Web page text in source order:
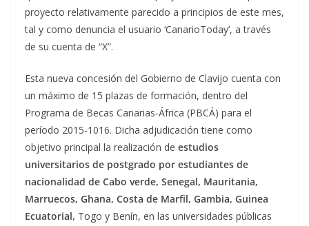
proyecto relativamente parecido a principios de este mes,
tal y como denuncia el usuario ‘CanarioToday’, a través
de su cuenta de “X”.
Esta nueva concesión del Gobierno de Clavijo cuenta con
un máximo de 15 plazas de formación, dentro del
Programa de Becas Canarias-África (PBCÁ) para el
período 2015-1016. Dicha adjudicación tiene como
objetivo principal la realización de estudios
universitarios de postgrado por estudiantes de
nacionalidad de Cabo verde, Senegal, Mauritania,
Marruecos, Ghana, Costa de Marfil, Gambia, Guinea
Ecuatorial, Togo y Benín, en las universidades públicas